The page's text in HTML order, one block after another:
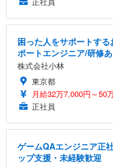
困った人をサポートす
ポートエンジニア/研修あ
株式会社小林
東京都
月給32万7,000円～50
正社員
ゲームQAエンジニア正
ップ支援・未経験歓迎